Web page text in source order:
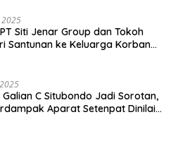
Siti Jenar Group dan Tokoh
Santunan ke Keluarga Korban
C Situbondo Jadi Sorotan,
Aparat Setenpat Dinilai